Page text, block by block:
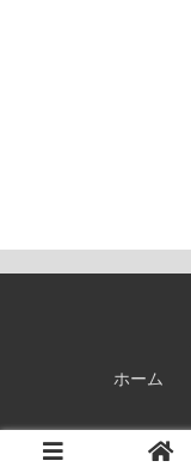
ホーム